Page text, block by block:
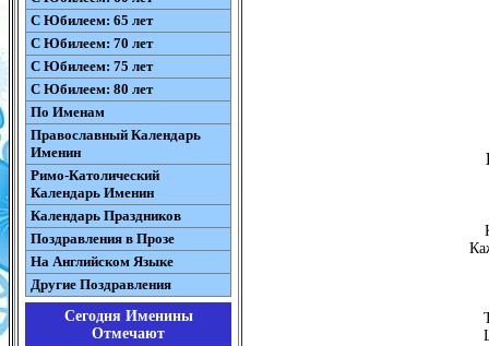
С Юбилеем: 65 лет
С Юбилеем: 70 лет
С Юбилеем: 75 лет
С Юбилеем: 80 лет
По Именам
Православный Календарь
Именин
Римо-Католический
Календарь Именин
Календарь Праздников
Поздравления в Прозе
На Английском Языке
Другие Поздравления
Сегодня Именины
Отмечают